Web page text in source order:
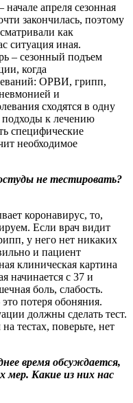
апреля сезонная
закончилась, поэтому
как
ситуация иная.
– сезонный подъем
когда
ОРВИ, грипп,
и
сходятся в одну
подходы к лечению
специфические
необходимое
не тестировать?
коронавирус, то,
Если врач видит
у него нет никаких
и пациент
клиническая картина
начинается с 37 и
боль, слабость.
потеря обоняния.
должны сделать тест.
тестах, поверьте, нет
время обсуждается,
мер. Какие из них нас